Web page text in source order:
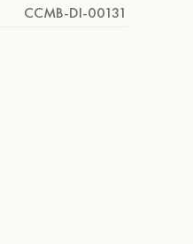
CCMB-DI-00131